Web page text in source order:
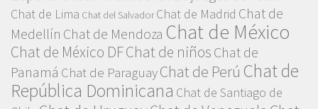
Chat de Lima Chat del Salvador Chat de Madrid Chat de
Medellín Chat de Mendoza Chat de México
Chat de México DFChat de niñosChat de
Panamá Chat de ParaguayChat de Perú Chat de
República Dominicana Chat de Santiago de